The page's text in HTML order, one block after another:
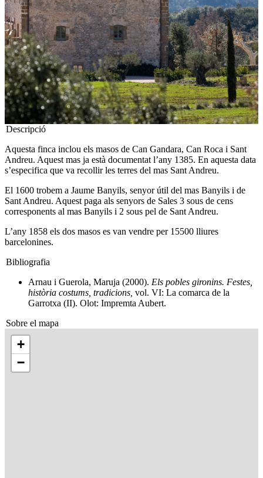
Descripció
Aquesta finca inclou els masos de Can Gandara, Can Roca i Sant
Andreu. Aquest mas ja està documentat l’any 1385. En aquesta data
s’especifica que va recollir les terres del mas Sant Andreu.
El 1600 trobem a Jaume Banyils, senyor útil del mas Banyils i de
Sant Andreu. Aquest paga als senyors de Sales 3 sous de cens
corresponents al mas Banyils i 2 sous pel de Sant Andreu.
L’any 1858 els dos masos es van vendre per 15500 lliures
barcelonines.
Bibliografia
Arnau i Guerola, Maruja (2000). Els pobles gironins. Festes,
història costums, tradicions, vol. VI: La comarca de la
Garrotxa (II). Olot: Impremta Aubert.
Sobre el mapa
+
−